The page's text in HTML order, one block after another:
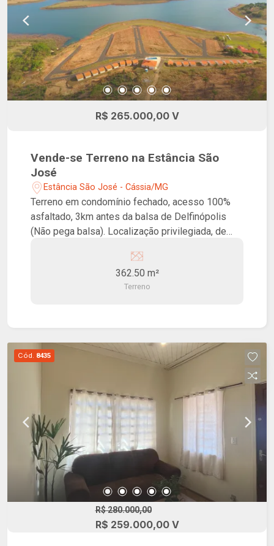
R$ 265.000,00 V
Vende-se Terreno na Estância São
José
Estância São José - Cássia/MG
Terreno em condomínio fechado, acesso 100%
asfaltado, 3km antes da balsa de Delfinópolis
(Não pega balsa). Localização privilegiada, de
24h, restaurante com piscina, deck para
embarcações, internet fibra óptica de alta
velocidade, marina própria dentro do condomínio,
362.50 m²
Terreno
Cód. 8435
R$ 280.000,00
R$ 259.000,00 V